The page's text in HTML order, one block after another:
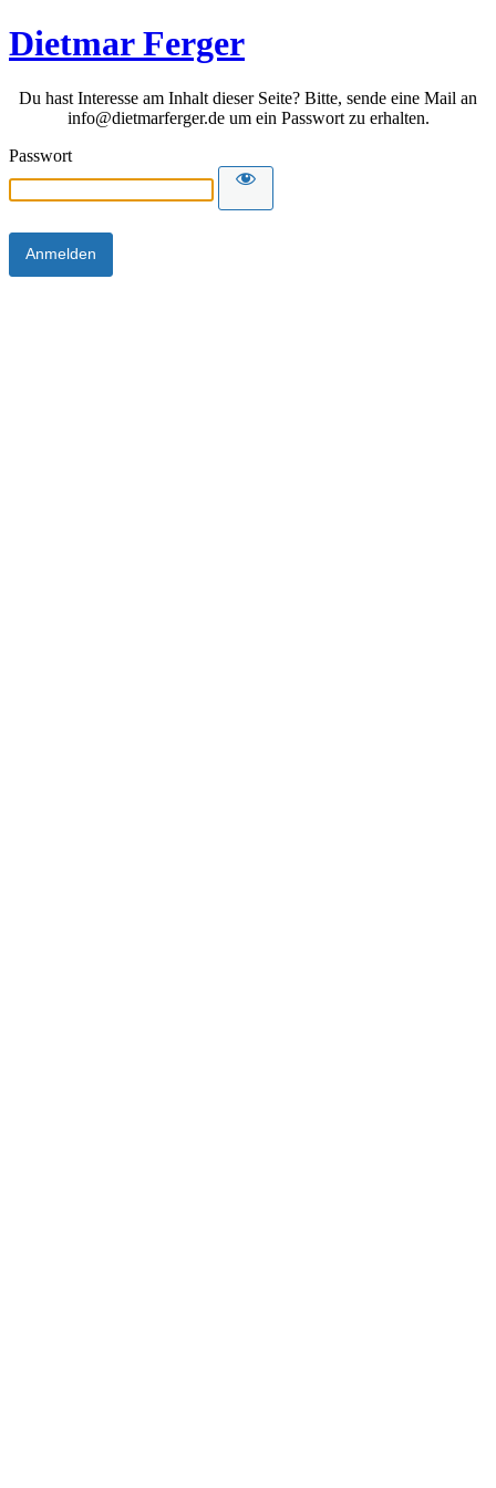
Dietmar Ferger
Du hast Interesse am Inhalt dieser Seite? Bitte, sende eine Mail an
info@dietmarferger.de um ein Passwort zu erhalten.
Passwort